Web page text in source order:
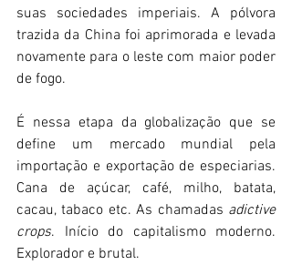
suas sociedades imperiais. A pólvora
trazida da China foi aprimorada e levada
novamente para o leste com maior poder
de fogo.
É nessa etapa da globalização que se
define um mercado mundial pela
importação e exportação de especiarias.
Cana de açúcar, café, milho, batata,
cacau, tabaco etc. As chamadas adictive
crops. Início do capitalismo moderno.
Explorador e brutal.